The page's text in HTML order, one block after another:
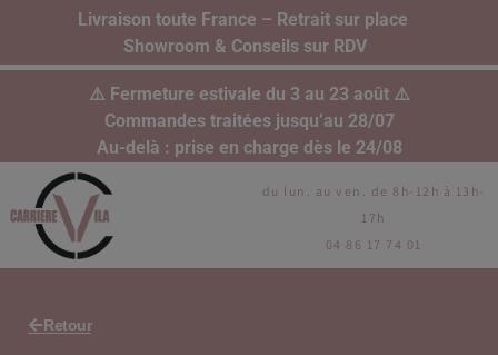
Livraison toute France – Retrait sur place
Showroom & Conseils sur RDV
⚠️ Fermeture estivale du 3 au 23 août ⚠️
Commandes traitées jusqu’au 28/07
Au-delà : prise en charge dès le 24/08
du lun. au ven. de 8h-12h à 13h-
17h
04 86 17 74 01
Retour